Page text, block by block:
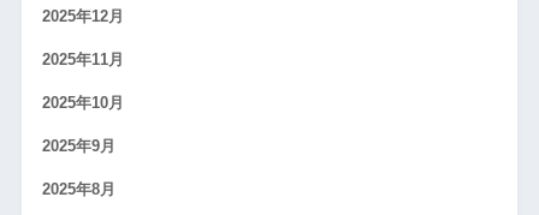
2025年12月
2025年11月
2025年10月
2025年9月
2025年8月